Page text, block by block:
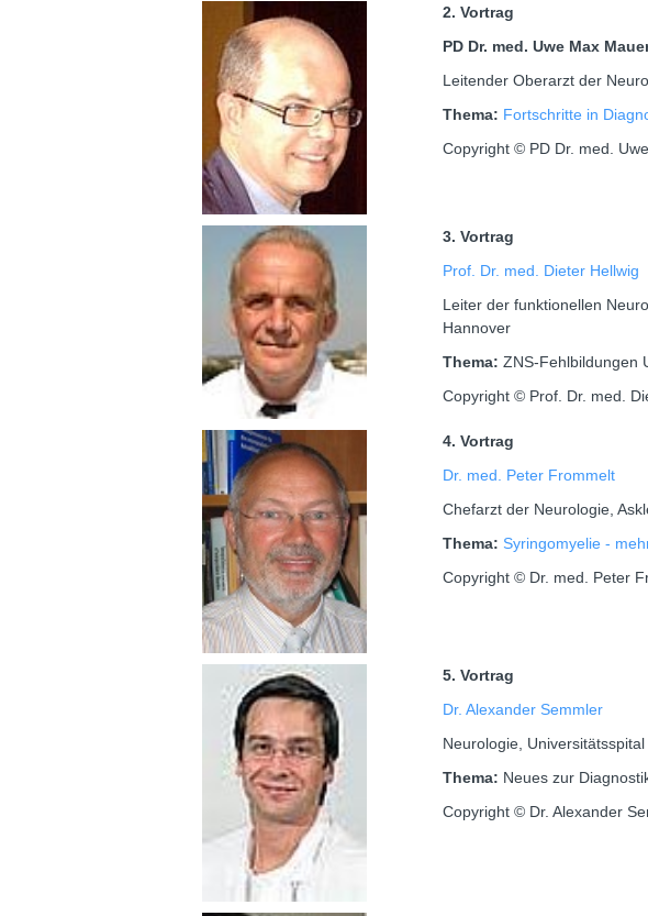
2. Vortrag
PD Dr. med. Uwe Max
Leitender Oberarzt der
Thema: Fortschritte in
Copyright © PD Dr. med.
3. Vortrag
Prof. Dr. med. Dieter Hellwig
Leiter der funktionellen
Hannover
Thema: ZNS-Fehlbildungen
Copyright © Prof. Dr. med.
4. Vortrag
Dr. med. Peter Frommelt
Chefarzt der Neurologie,
Thema: Syringomyelie -
Copyright © Dr. med. Peter
5. Vortrag
Dr. Alexander Semmler
Neurologie,
Thema: Neues zur
Copyright © Dr. Alexander